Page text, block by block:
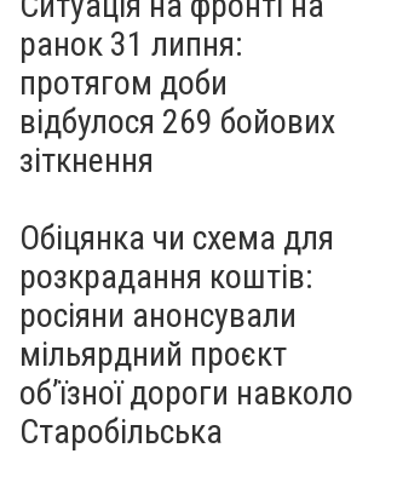
ранок 31 липня:
протягом доби
відбулося 269 бойових
зіткнення
Обіцянка чи схема для
розкрадання коштів:
росіяни анонсували
мільярдний проєкт
об’їзної дороги навколо
Старобільська